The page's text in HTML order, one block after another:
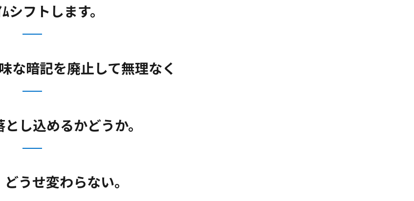
シフトします。
な暗記を廃止して無理なく
し込めるかどうか。
うせ変わらない。